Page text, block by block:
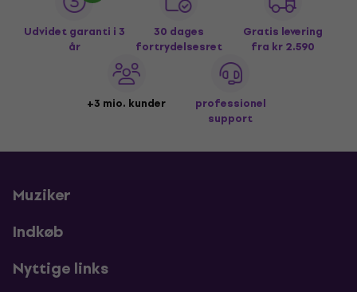
Udvidet garanti i 3
år
30 dages
fortrydelsesret
Gratis levering
fra kr 2.590
+3 mio. kunder
professionel
support
Muziker
Indkøb
Nyttige links